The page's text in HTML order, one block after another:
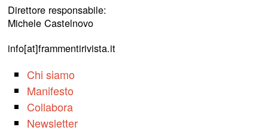
Direttore responsabile:
Michele Castelnovo
info[at]frammentirivista.it
Chi siamo
Manifesto
Collabora
Newsletter